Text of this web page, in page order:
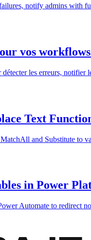
notify admins with
vos
les erreurs,
Text
and Substitute to
in Power
Automate to